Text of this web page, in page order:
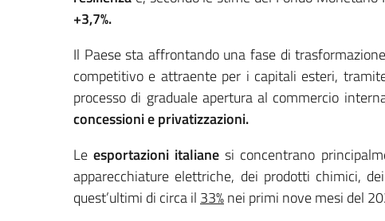
+3,7%.
Il Paese sta affrontando una fase di
competitivo e attraente per i capitali esteri,
processo di graduale apertura al commercio
concessioni e privatizzazioni.
Le esportazioni italiane si concentrano
apparecchiature elettriche, dei prodotti chimici,
quest’ultimi di circa il 33%nei primi nove mesi del